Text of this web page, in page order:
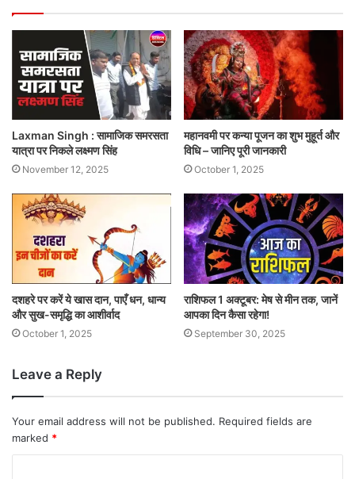
Laxman Singh : सामाजिक समरसता
यात्रा पर निकले लक्ष्मण सिंह
November 12, 2025
महानवमी पर कन्या पूजन का शुभ मुहूर्त और
विधि – जानिए पूरी जानकारी
October 1, 2025
दशहरे पर करें ये खास दान, पाएँ धन, धान्य
और सुख-समृद्धि का आशीर्वाद
October 1, 2025
राशिफल 1 अक्टूबर: मेष से मीन तक, जानें
आपका दिन कैसा रहेगा!
September 30, 2025
Leave a Reply
Your email address will not be published. Required fields are
marked *